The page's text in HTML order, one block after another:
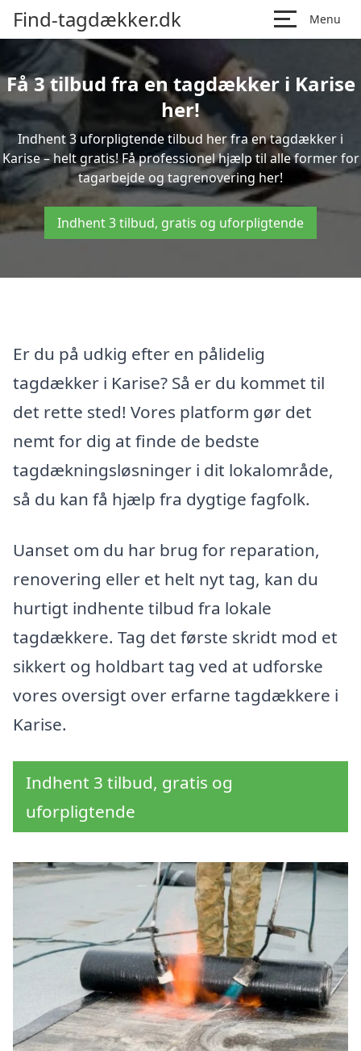
Find-tagdækker.dk Menu
Få 3 tilbud fra en tagdækker i Karise
her!
Indhent 3 uforpligtende tilbud her fra en tagdækker i
Karise – helt gratis! Få professionel hjælp til alle former for
tagarbejde og tagrenovering her!
Indhent 3 tilbud, gratis og uforpligtende
Er du på udkig efter en pålidelig
tagdækker i Karise? Så er du kommet til
det rette sted! Vores platform gør det
nemt for dig at finde de bedste
tagdækningsløsninger i dit lokalområde,
så du kan få hjælp fra dygtige fagfolk.
Uanset om du har brug for reparation,
renovering eller et helt nyt tag, kan du
hurtigt indhente tilbud fra lokale
tagdækkere. Tag det første skridt mod et
sikkert og holdbart tag ved at udforske
vores oversigt over erfarne tagdækkere i
Karise.
Indhent 3 tilbud, gratis og
uforpligtende